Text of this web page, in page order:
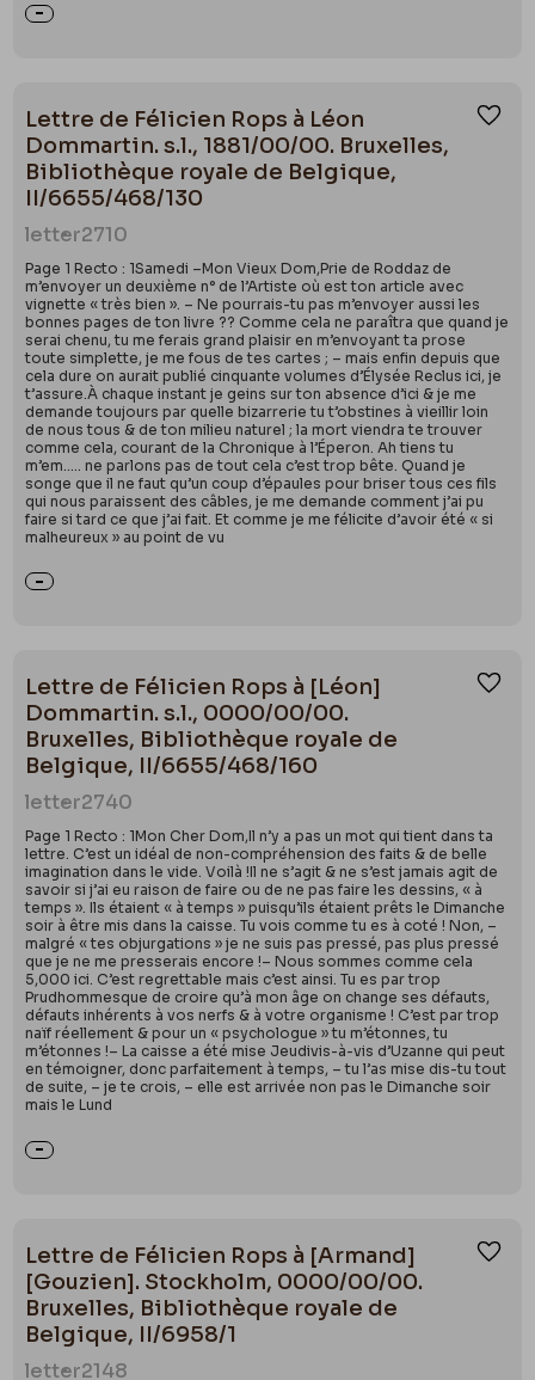
Lettre de Félicien Rops à Léon
Dommartin. s.l., 1881/00/00. Bruxelles,
Bibliothèque royale de Belgique,
II/6655/468/130
letter2710
Page 1 Recto : 1Samedi –Mon Vieux Dom,Prie de Roddaz de
m’envoyer un deuxième n° de l’Artiste où est ton article avec
vignette « très bien ». – Ne pourrais-tu pas m’envoyer aussi les
bonnes pages de ton livre ?? Comme cela ne paraîtra que quand je
serai chenu, tu me ferais grand plaisir en m’envoyant ta prose
toute simplette, je me fous de tes cartes ; – mais enfin depuis que
cela dure on aurait publié cinquante volumes d’Élysée Reclus ici, je
t’assure.À chaque instant je geins sur ton absence d’ici & je me
demande toujours par quelle bizarrerie tu t’obstines à vieillir loin
de nous tous & de ton milieu naturel ; la mort viendra te trouver
comme cela, courant de la Chronique à l’Éperon. Ah tiens tu
m’em….. ne parlons pas de tout cela c’est trop bête. Quand je
songe que il ne faut qu’un coup d’épaules pour briser tous ces fils
qui nous paraissent des câbles, je me demande comment j’ai pu
faire si tard ce que j’ai fait. Et comme je me félicite d’avoir été « si
malheureux » au point de vu
Lettre de Félicien Rops à [Léon]
Dommartin. s.l., 0000/00/00.
Bruxelles, Bibliothèque royale de
Belgique, II/6655/468/160
letter2740
Page 1 Recto : 1Mon Cher Dom,Il n’y a pas un mot qui tient dans ta
lettre. C’est un idéal de non-compréhension des faits & de belle
imagination dans le vide. Voilà !Il ne s’agit & ne s’est jamais agit de
savoir si j’ai eu raison de faire ou de ne pas faire les dessins, « à
temps ». Ils étaient « à temps » puisqu’ils étaient prêts le Dimanche
soir à être mis dans la caisse. Tu vois comme tu es à coté ! Non, –
malgré « tes objurgations » je ne suis pas pressé, pas plus pressé
que je ne me presserais encore !– Nous sommes comme cela
5,000 ici. C’est regrettable mais c’est ainsi. Tu es par trop
Prudhommesque de croire qu’à mon âge on change ses défauts,
défauts inhérents à vos nerfs & à votre organisme ! C’est par trop
naïf réellement & pour un « psychologue » tu m’étonnes, tu
m’étonnes !– La caisse a été mise Jeudivis-à-vis d’Uzanne qui peut
en témoigner, donc parfaitement à temps, – tu l’as mise dis-tu tout
de suite, – je te crois, – elle est arrivée non pas le Dimanche soir
mais le Lund
Lettre de Félicien Rops à [Armand]
[Gouzien]. Stockholm, 0000/00/00.
Bruxelles, Bibliothèque royale de
Belgique, II/6958/1
letter2148